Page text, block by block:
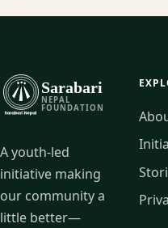
Sarabari
NEPAL
FOUNDATION
A youth-led
initiative making
our community a
little better—